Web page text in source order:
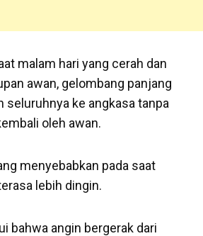
malam hari yang cerah dan
awan, gelombang panjang
seluruhnya ke angkasa tanpa
oleh awan.
menyebabkan pada saat
lebih dingin.
bahwa angin bergerak dari